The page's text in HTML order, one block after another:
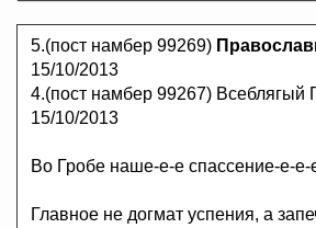
5.(пост намбер 99269)
15/10/2013
4.(пост намбер 99267) Всеблягый
15/10/2013
Во Гробе наше-е-е спассение-е-е-
Главное не догмат успения, а